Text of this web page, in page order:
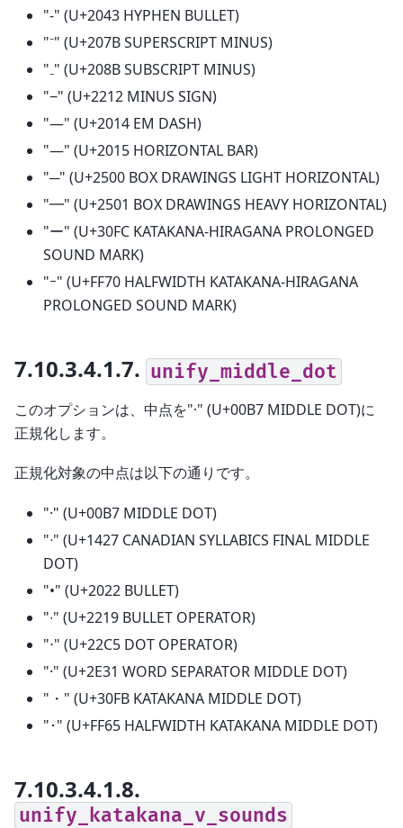
"⁃" (U+2043 HYPHEN BULLET)
"⁻" (U+207B SUPERSCRIPT MINUS)
"₋" (U+208B SUBSCRIPT MINUS)
"−" (U+2212 MINUS SIGN)
"—" (U+2014 EM DASH)
"―" (U+2015 HORIZONTAL BAR)
"─" (U+2500 BOX DRAWINGS LIGHT HORIZONTAL)
"━" (U+2501 BOX DRAWINGS HEAVY HORIZONTAL)
"ー" (U+30FC KATAKANA-HIRAGANA PROLONGED
SOUND MARK)
"ｰ" (U+FF70 HALFWIDTH KATAKANA-HIRAGANA
PROLONGED SOUND MARK)
7.10.3.4.1.7. unify_middle_dot
このオプションは、中点を"·" (U+00B7 MIDDLE DOT)に
正規化します。
正規化対象の中点は以下の通りです。
"·" (U+00B7 MIDDLE DOT)
"ᐧ" (U+1427 CANADIAN SYLLABICS FINAL MIDDLE
DOT)
"•" (U+2022 BULLET)
"∙" (U+2219 BULLET OPERATOR)
"⋅" (U+22C5 DOT OPERATOR)
"⸱" (U+2E31 WORD SEPARATOR MIDDLE DOT)
"・" (U+30FB KATAKANA MIDDLE DOT)
"･" (U+FF65 HALFWIDTH KATAKANA MIDDLE DOT)
7.10.3.4.1.8.
unify_katakana_v_sounds